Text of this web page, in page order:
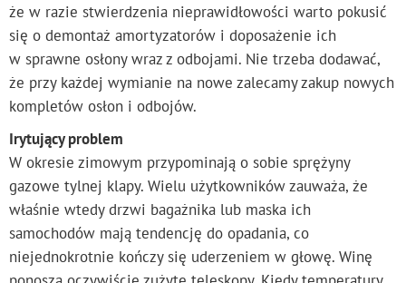
że w razie stwierdzenia nieprawidłowości warto pokusić
się o demontaż amortyzatorów i doposażenie ich
w sprawne osłony wraz z odbojami. Nie trzeba dodawać,
że przy każdej wymianie na nowe zalecamy zakup nowych
kompletów osłon i odbojów.
Irytujący problem
W okresie zimowym przypominają o sobie sprężyny
gazowe tylnej klapy. Wielu użytkowników zauważa, że
właśnie wtedy drzwi bagażnika lub maska ich
samochodów mają tendencję do opadania, co
niejednokrotnie kończy się uderzeniem w głowę. Winę